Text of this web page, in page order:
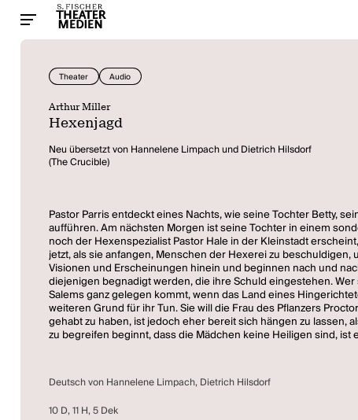
Theater Audio
Arthur Miller
Hexenjagd
Neu übersetzt von Hannelene Limpach und Dietrich Hilsdorf
(The Crucible)
Pastor Parris entdeckt eines Nachts, wie seine Tochter Betty,
aufführen. Am nächsten Morgen ist seine Tochter in einem
noch der Hexenspezialist Pastor Hale in der Kleinstadt
jetzt, als sie anfangen, Menschen der Hexerei zu
Visionen und Erscheinungen hinein und beginnen nach und
diejenigen begnadigt werden, die ihre Schuld eingestehen.
Salems ganz gelegen kommt, wenn das Land eines
weiteren Grund für ihr Tun. Sie will die Frau des Pflanzers
gehabt zu haben, ist jedoch eher bereit sich hängen zu lassen,
zu begreifen beginnt, dass die Mädchen keine Heiligen sind, ist
Deutsch von Hannelene Limpach, Dietrich Hilsdorf
10 D, 11 H, 5 Dek